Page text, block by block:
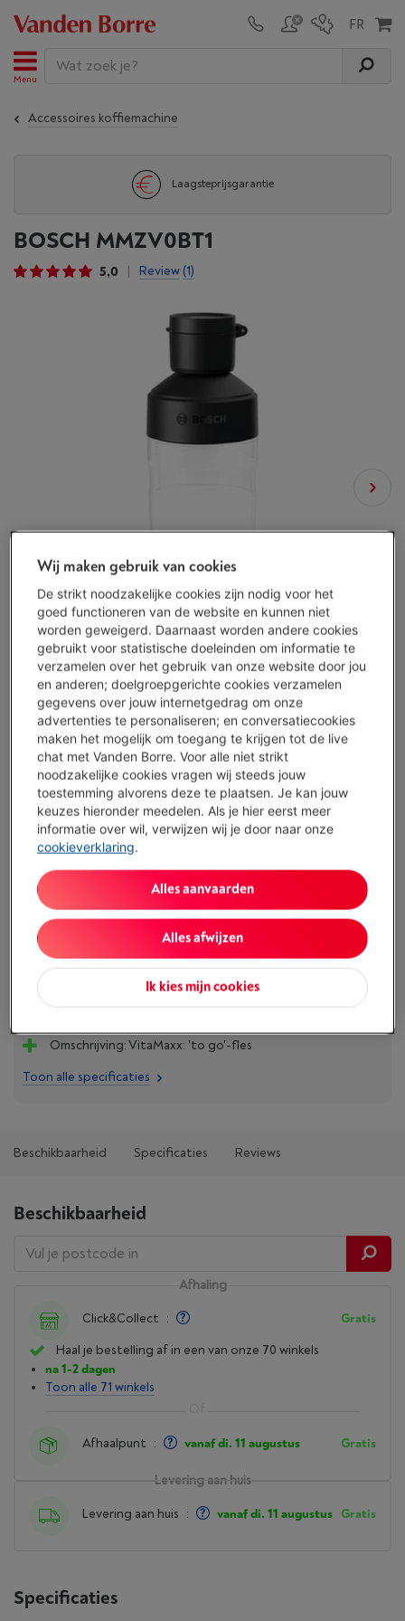
Menu
Accessoires koffiemachine
Laagsteprijsgarantie
BOSCH MMZV0BT1
5,0 Review (1)
Beschikbaar-Bekijk voorraad
€ 22,95
Minder dan 5 in stock, bestel nu!
Koop nu
Vergelijken
Omschrijving: VitaMaxx: 'to go'-fles
Toon alle specificaties
Beschikbaarheid Specificaties Reviews
Beschikbaarheid
Levering aan huis
Levering aan huis : vanaf di. 11 augustus Gratis
Afhaling
Click&Collect : Gratis
Haal je bestelling af in een van onze 70 winkels
na 1-2 dagen
Toon alle 71 winkels
Afhaalpunt : vanaf di. 11 augustus Gratis
Specificaties
Wij maken gebruik van cookies
De strikt noodzakelijke cookies zijn nodig voor het
goed functioneren van de website en kunnen niet
worden geweigerd. Daarnaast worden andere cookies
gebruikt voor statistische doeleinden om informatie te
verzamelen over het gebruik van onze website door jou
en anderen; doelgroepgerichte cookies verzamelen
gegevens over jouw internetgedrag om onze
advertenties te personaliseren; en conversatiecookies
maken het mogelijk om toegang te krijgen tot de live
chat met Vanden Borre. Voor alle niet strikt
noodzakelijke cookies vragen wij steeds jouw
toestemming alvorens deze te plaatsen. Je kan jouw
keuzes hieronder meedelen. Als je hier eerst meer
informatie over wil, verwijzen wij je door naar onze
cookieverklaring.
Ik kies mijn cookies
Alles afwijzen
Alles aanvaarden